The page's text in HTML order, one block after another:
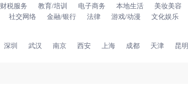
财税服务 教育/培训 电子商务 本地生活 美妆美容
社交网络 金融/银行 法律 游戏/动漫 文化娱乐
深圳 武汉 南京 西安 上海 成都 天津 昆明